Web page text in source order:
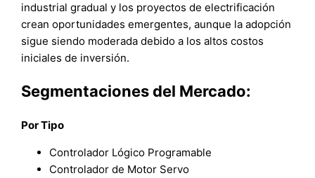
industrial gradual y los proyectos de electrificación
crean oportunidades emergentes, aunque la adopción
sigue siendo moderada debido a los altos costos
iniciales de inversión.
Segmentaciones del Mercado:
Por Tipo
Controlador Lógico Programable
Controlador de Motor Servo